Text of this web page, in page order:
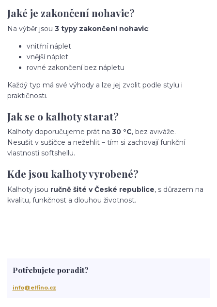
Jaké je zakončení nohavic?
Na výběr jsou 3 typy zakončení nohavic:
vnitřní náplet
vnější náplet
rovné zakončení bez nápletu
Každý typ má své výhody a lze jej zvolit podle stylu i
praktičnosti.
Jak se o kalhoty starat?
Kalhoty doporučujeme prát na 30 °C, bez aviváže.
Nesušit v sušičce a nežehlit – tím si zachovají funkční
vlastnosti softshellu.
Kde jsou kalhoty vyrobené?
Kalhoty jsou ručně šité v České republice, s důrazem na
kvalitu, funkčnost a dlouhou životnost.
Potřebujete poradit?
info@elfino.cz